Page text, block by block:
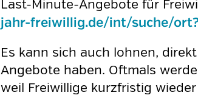
Last-Minute-Angebote für
jahr-freiwillig.de/int/suche/
Es kann sich auch lohnen,
Angebote haben. Oftmals
weil Freiwillige kurzfristig